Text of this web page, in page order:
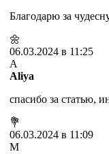
Благодарю за
🌼
06.03.2024 в 11:25
A
Aliya
спасибо за статью,
💐
06.03.2024 в 11:09
М